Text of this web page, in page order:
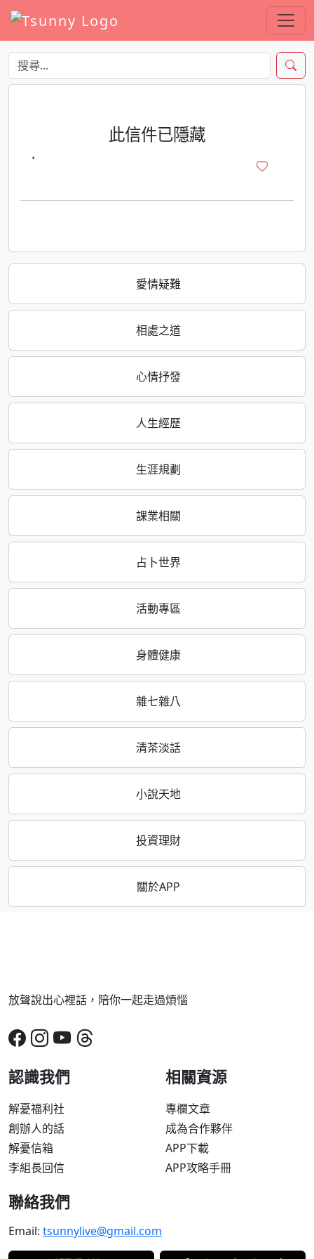
愛情疑難
相處之道
心情抒發
人生經歷
生涯規劃
課業相關
占卜世界
活動專區
身體健康
雜七雜八
清茶淡話
小說天地
投資理財
關於APP
此信件已隱藏
·
放聲說出心裡話，陪你一起走過煩惱
認識我們
解憂福利社
創辦人的話
解憂信箱
李組長回信
相關資源
專欄文章
成為合作夥伴
APP下載
APP攻略手冊
聯絡我們
Email: tsunnylive@gmail.com